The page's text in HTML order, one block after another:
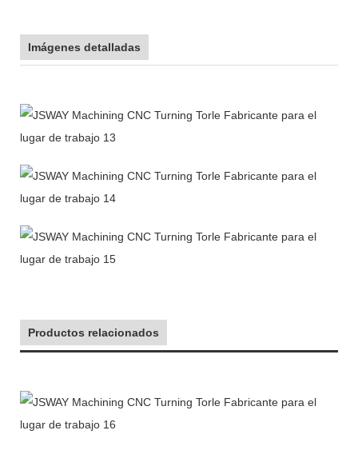
Imágenes detalladas
Productos relacionados